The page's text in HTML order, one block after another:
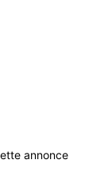
annonce